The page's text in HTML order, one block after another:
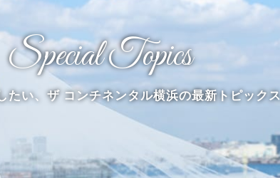
Special Topics
たい、ザ コンチネンタル横浜の最新トピックス